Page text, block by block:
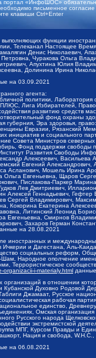
портал «ИнфоШОС»
письменное
клавиши Ctrl+Enter
функции
Телеканал Настоящее
Денис Николаевич,
Чуракова Ольга
Апухтина Юлия
Долинина Ирина
на 03.09.2021
агента:
политики,
Лига Избирателей,
развитию средств
фонд охраны
губерния, Эра здоровья,
Евразии, Рязанский
инициатив и социального
Министров северных
Фонд поддержки
Развития Свободы
Алексеевич,
Евгений
Асланович, Мошель Ирина
Евгеньевна, Щаров
Пислакова-Паркер
Лев Дмитриевич,
Алексей Геннадьевич,
Сергей Владимирович,
Кокорина Екатерина
Литинский Леонид
Евгеньевна, Смирнов
Захаров Герман
на 28.08.2021
иностранных и
и Дагестана, Аль-
социальных реформ,
Шам, Народное ополчение
Террористическое
organizacii-i-materialy.html
в отношении
Духовно Родовой
Джамаат, Русское
рабочая
единство,
Омская
Русского народа
экстремистской
МПГ, Курсом Правды и
Нация и свобода,
на 06.08.2021